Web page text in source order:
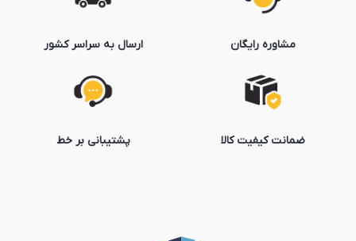
مشاوره رایگان
ضمانت کیفیت کالا
ارسال به سراسر کشور
پشتیبانی بر خط